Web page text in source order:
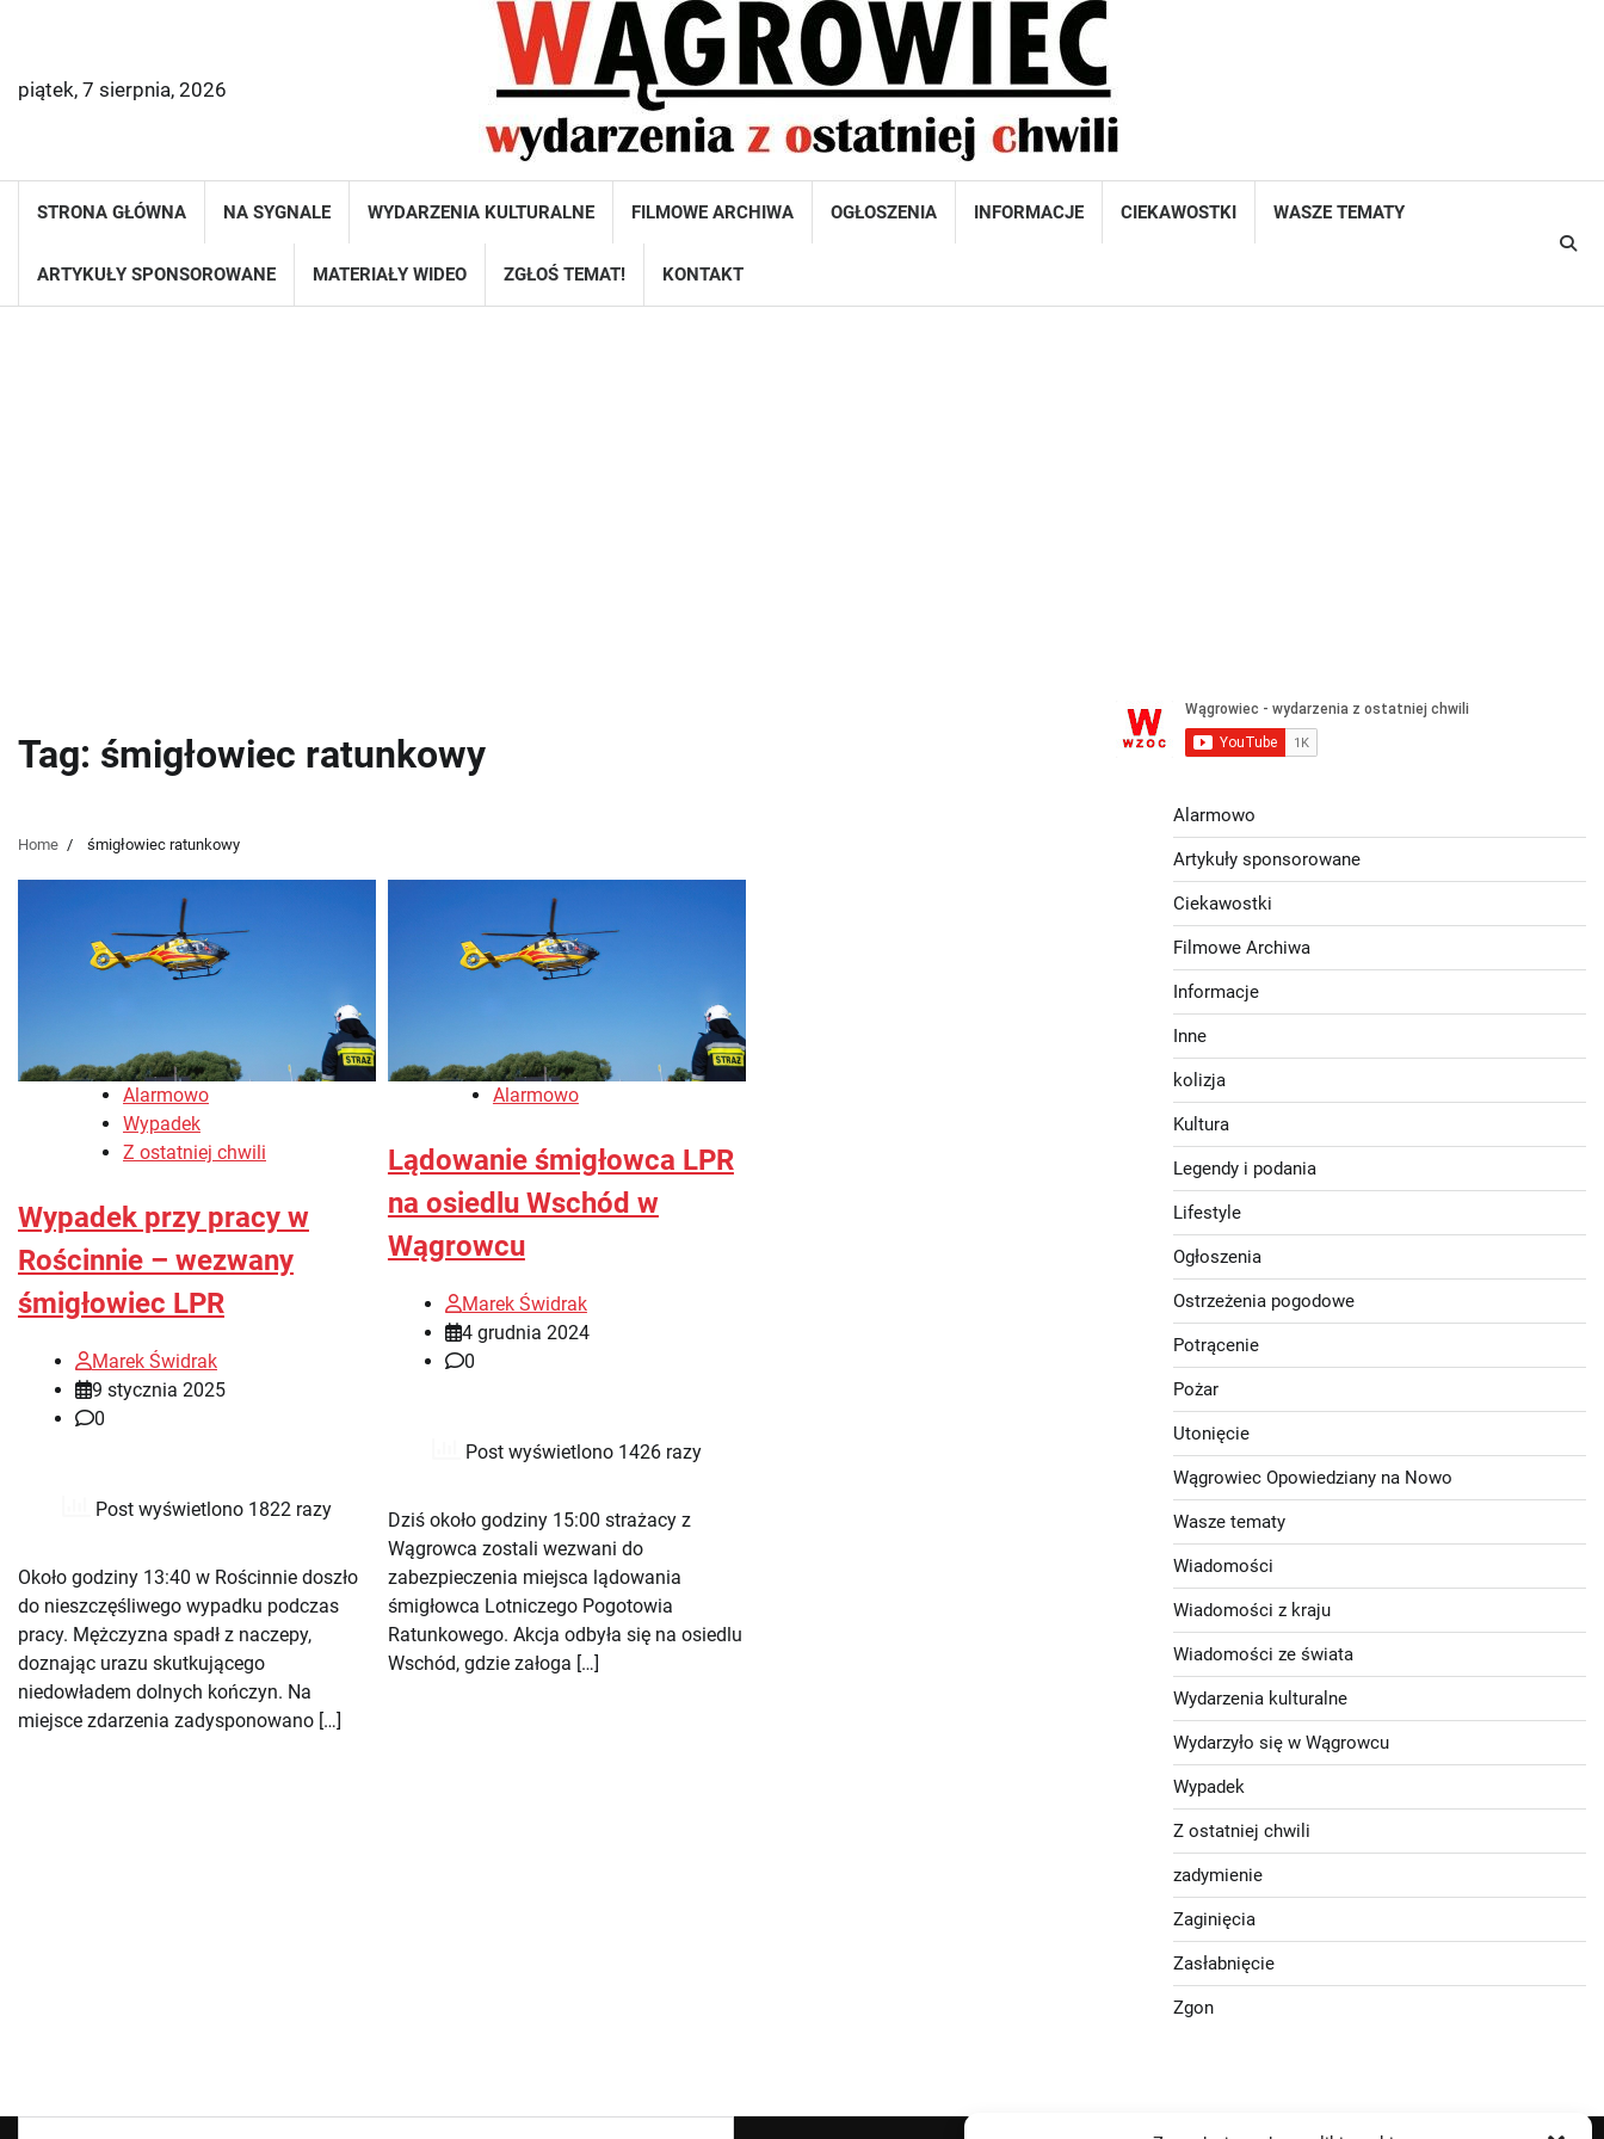
piątek, 7 sierpnia, 2026
STRONA GŁÓWNA NA SYGNALE WYDARZENIA KULTURALNE FILMOWE ARCHIWA OGŁOSZENIA INFORMACJE CIEKAWOSTKI WASZE TEMATY
ARTYKUŁY SPONSOROWANE MATERIAŁY WIDEO ZGŁOŚ TEMAT! KONTAKT
Tag: śmigłowiec ratunkowy
Home śmigłowiec ratunkowy
Alarmowo
Wypadek
Z ostatniej chwili
Wypadek przy pracy w
Rościnnie – wezwany
śmigłowiec LPR
Marek Świdrak
9 stycznia 2025
0
Post wyświetlono 1822 razy
Około godziny 13:40 w Rościnnie doszło
do nieszczęśliwego wypadku podczas
pracy. Mężczyzna spadł z naczepy,
doznając urazu skutkującego
niedowładem dolnych kończyn. Na
miejsce zdarzenia zadysponowano […]
Alarmowo
Lądowanie śmigłowca LPR
na osiedlu Wschód w
Wągrowcu
Marek Świdrak
4 grudnia 2024
0
Post wyświetlono 1426 razy
Dziś około godziny 15:00 strażacy z
Wągrowca zostali wezwani do
zabezpieczenia miejsca lądowania
śmigłowca Lotniczego Pogotowia
Ratunkowego. Akcja odbyła się na osiedlu
Wschód, gdzie załoga […]
Alarmowo
Artykuły sponsorowane
Ciekawostki
Filmowe Archiwa
Informacje
Inne
kolizja
Kultura
Legendy i podania
Lifestyle
Ogłoszenia
Ostrzeżenia pogodowe
Potrącenie
Pożar
Utonięcie
Wągrowiec Opowiedziany na Nowo
Wasze tematy
Wiadomości
Wiadomości z kraju
Wiadomości ze świata
Wydarzenia kulturalne
Wydarzyło się w Wągrowcu
Wypadek
Z ostatniej chwili
zadymienie
Zaginięcia
Zasłabnięcie
Zgon